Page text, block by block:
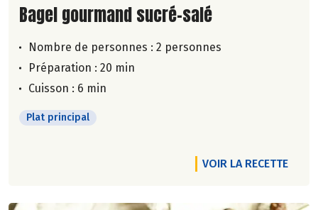
Lire la suite de la recette
Bagel gourmand sucré-salé
Nombre de personnes : 2 personnes
Préparation : 20 min
Cuisson : 6 min
Plat principal
VOIR LA RECETTE